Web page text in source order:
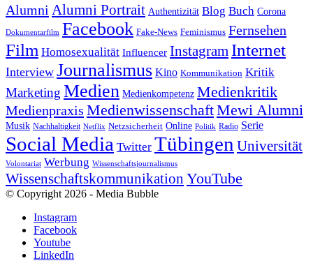
Alumni Alumni Portrait Authentizität Blog Buch Corona
Dokumentarfilm Facebook Fake-News Feminismus Fernsehen
Film Homosexualität Influencer Instagram Internet
Interview Journalismus Kino Kommunikation Kritik
Marketing Medien Medienkompetenz Medienkritik
Medienpraxis MedienwissenschaftMewi Alumni
Musik Nachhaltigkeit Netflix Netzsicherheit Online Politik Radio Serie
Social Media Twitter Tübingen Universität
Volontariat Werbung Wissenschaftsjournalismus
Wissenschaftskommunikation YouTube
© Copyright 2026 - Media Bubble
Instagram
Facebook
Youtube
LinkedIn